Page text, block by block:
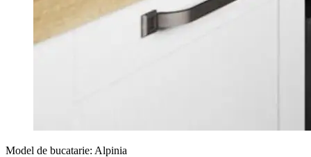
Model de bucatarie: Alpinia